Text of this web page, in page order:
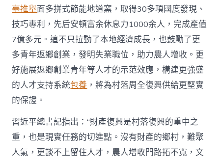
臺推舉面多拼式節能地道窯，取得30多項國度發現、
技巧專利，先后安頓富余休息力1000余人，完成產值
7億多元。這不只拉動了本地經濟成長，也鼓勵了更
多青年返鄉創業，發明失業職位，助力農人增收。更
好施展返鄉創業青年等人才的示范效應，構建更強盛
的人才支持系統包養 ，將為村落周全復興供給更堅實
的保證。
習近平總書記指出：“財產復興是村落復興的重中之
重，也是現實任務的切進點。沒有財產的鄉村，難聚
人氣，更談不上留住人才，農人增收門路拓不寬，文